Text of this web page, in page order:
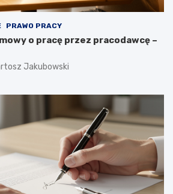
PRAWO PRACY
o pracę przez pracodawcę –
Jakubowski